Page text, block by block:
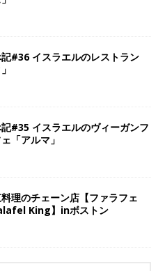
#36 イスラエルのレストラン
#35 イスラエルのヴィーガンフ
「アルマ」
理のチェーン店【ファラフェ
King】inボストン